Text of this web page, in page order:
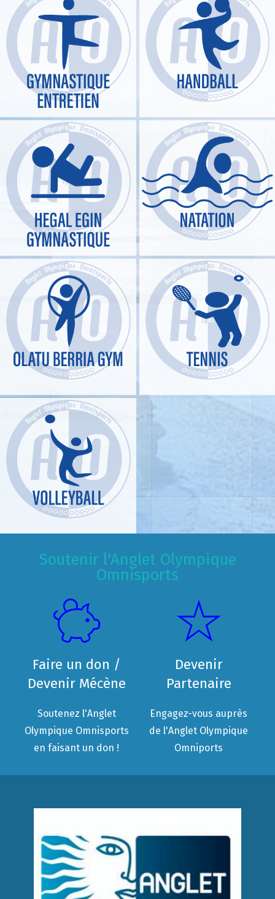
Soutenir l'Anglet Olympique
Omnisports
Faire un don /
Devenir Mécène
Soutenez l'Anglet
Olympique Omnisports
en faisant un don !
Devenir
Partenaire
Engagez-vous auprès
de l'Anglet Olympique
Omniports